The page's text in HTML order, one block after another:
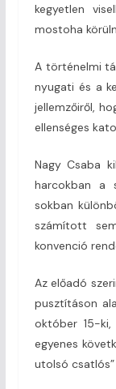
kegyetlen
mostoha
A történelmi
nyugati és a
jellemzőiről,
ellenséges
Nagy Csaba
harcokban a
sokban
számított
konvenció
Az előadó
pusztításon
október 15-ki,
egyenes
utolsó